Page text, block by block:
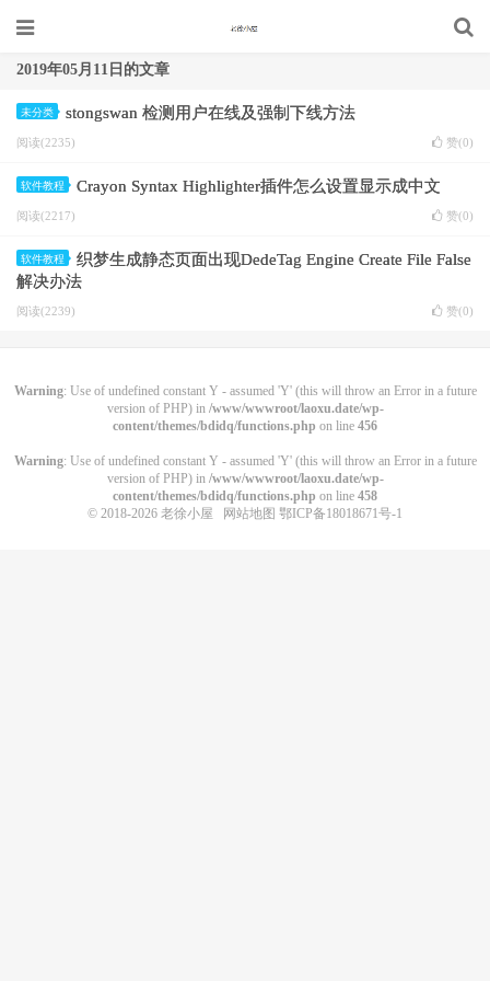
2019年05月11日的文章
未分类 stongswan 检测用户在线及强制下线方法
阅读(2235) 赞(0)
软件教程 Crayon Syntax Highlighter插件怎么设置显示成中文
阅读(2217) 赞(0)
软件教程
织梦生成静态页面出现DedeTag Engine Create File False
解决办法
阅读(2239) 赞(0)
Warning: Use of undefined constant Y - assumed 'Y' (this will throw an Error in a future
version of PHP) in /www/wwwroot/laoxu.date/wp-
content/themes/bdidq/functions.php on line 456
Warning: Use of undefined constant Y - assumed 'Y' (this will throw an Error in a future
version of PHP) in /www/wwwroot/laoxu.date/wp-
content/themes/bdidq/functions.php on line 458
© 2018-2026 老徐小屋 网站地图 鄂ICP备18018671号-1